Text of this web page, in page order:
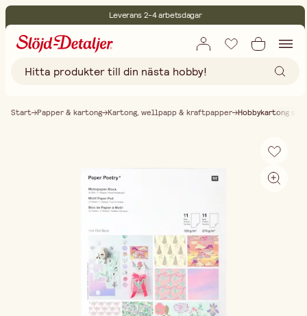
Leverans 2-4 arbetsdagar
Fri frakt vid köp över 499:-
Start Papper & kartong Kartong, wellpapp & kraftpapper Hobbykartong